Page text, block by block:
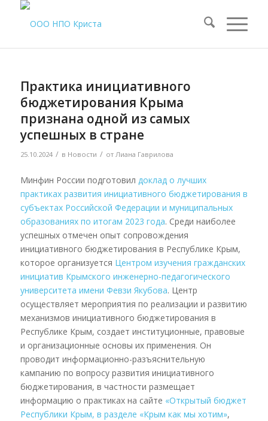
Практика инициативного
бюджетирования Крыма
признана одной из самых
успешных в стране
25.10.2024 / в Новости / от Лиана Гаврилова
Минфин России подготовил доклад о лучших
практиках развития инициативного бюджетирования в
субъектах Российской Федерации и муниципальных
образованиях по итогам 2023 года. Среди наиболее
успешных отмечен опыт сопровождения
инициативного бюджетирования в Республике Крым,
которое организуется Центром изучения гражданских
инициатив Крымского инженерно-педагогического
университета имени Февзи Якубова. Центр
осуществляет мероприятия по реализации и развитию
механизмов инициативного бюджетирования в
Республике Крым, создает институционные, правовые
и организационные основы их применения. Он
проводит информационно-разъяснительную
кампанию по вопросу развития инициативного
бюджетирования, в частности размещает
информацию о практиках на сайте «Открытый бюджет
Республики Крым, в разделе «Крым как мы хотим»,